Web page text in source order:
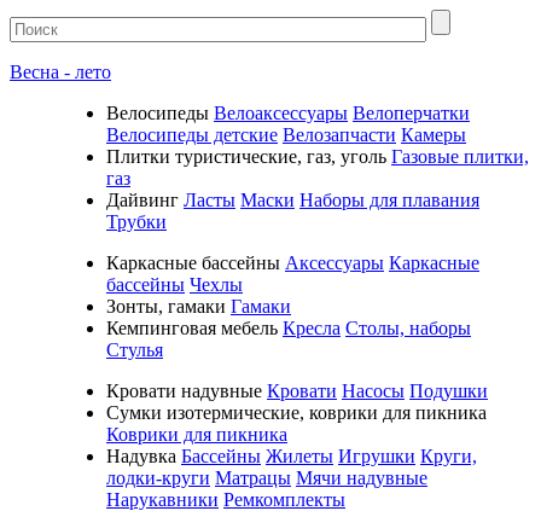
Весна - лето
Велосипеды Велоаксессуары Велоперчатки
Велосипеды детские Велозапчасти Камеры
Плитки туристические, газ, уголь Газовые плитки,
газ
Дайвинг Ласты Маски Наборы для плавания
Трубки
Каркасные бассейны Аксессуары Каркасные
бассейны Чехлы
Зонты, гамаки Гамаки
Кемпинговая мебель Кресла Столы, наборы
Стулья
Кровати надувные Кровати Насосы Подушки
Cумки изотермические, коврики для пикника
Коврики для пикника
Надувка Бассейны Жилеты Игрушки Круги,
лодки-круги Матрацы Мячи надувные
Нарукавники Ремкомплекты